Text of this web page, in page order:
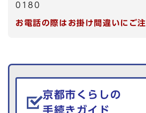
0180
お電話の際はお掛け間違いにご
生活情報を探す
京都市くらしの
手続きガイド